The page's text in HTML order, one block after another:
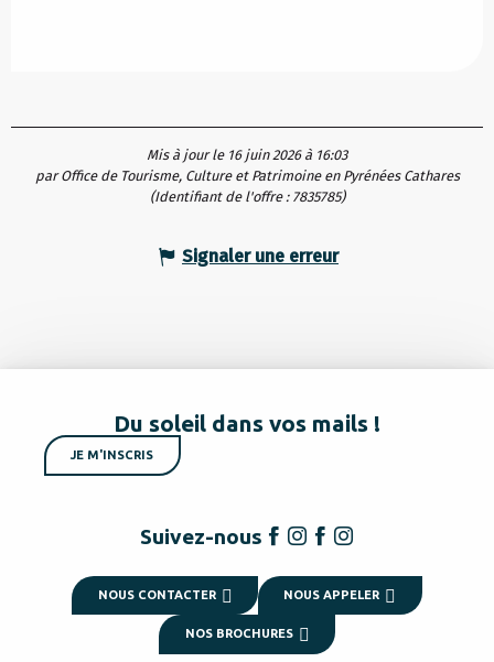
Mis à jour le 16 juin 2026 à 16:03
par Office de Tourisme, Culture et Patrimoine en Pyrénées Cathares
(Identifiant de l'offre : 7835785)
Signaler une erreur
Du soleil dans vos mails !
JE M'INSCRIS
Suivez-nous
NOUS CONTACTER NOUS APPELER
NOS BROCHURES